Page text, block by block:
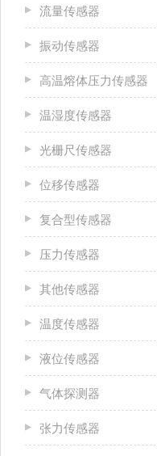
流量传感器
振动传感器
高温熔体压力传感器
温湿度传感器
光栅尺传感器
位移传感器
复合型传感器
压力传感器
其他传感器
温度传感器
液位传感器
气体探测器
张力传感器